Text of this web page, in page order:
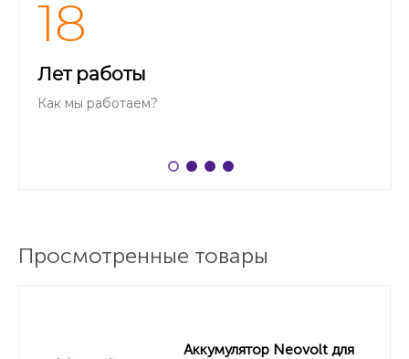
18
Лет работы
Как мы работаем?
Просмотренные товары
Аккумулятор Neovolt для